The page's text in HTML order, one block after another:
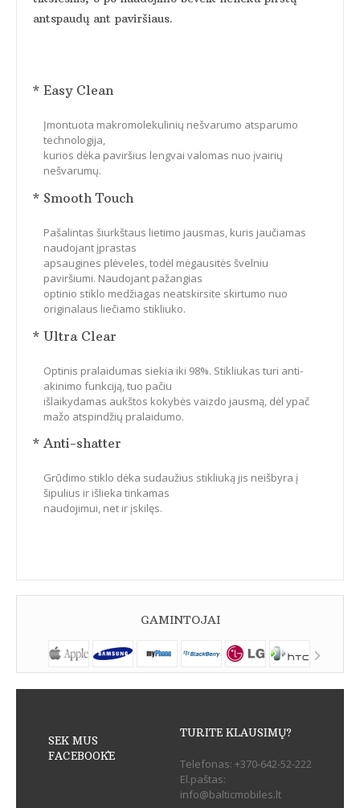
antspaudų ant paviršiaus.
* Easy Clean
Įmontuota makromolekulinių nešvarumo atsparumo
technologija,
kurios dėka paviršius lengvai valomas nuo įvairių
nešvarumų.
* Smooth Touch
Pašalintas šiurkštaus lietimo jausmas, kuris jaučiamas
naudojant įprastas
apsaugines plėveles, todėl mėgausitės švelniu
paviršiumi. Naudojant pažangias
optinio stiklo medžiagas neatskirsite skirtumo nuo
originalaus liečiamo stikliuko.
* Ultra Clear
Optinis pralaidumas siekia iki 98%. Stikliukas turi anti-
akinimo funkciją, tuo pačiu
išlaikydamas aukštos kokybės vaizdo jausmą, dėl ypač
mažo atspindžių pralaidumo.
* Anti-shatter
Grūdimo stiklo dėka sudaužius stikliuką jis neišbyra į
šipulius ir išlieka tinkamas
naudojimui, net ir įskilęs.
GAMINTOJAI
SEK MUS
FACEBOOK`E
TURITE KLAUSIMŲ?
Telefonas: +370-642-52-222
El.paštas:
info@balticmobiles.lt